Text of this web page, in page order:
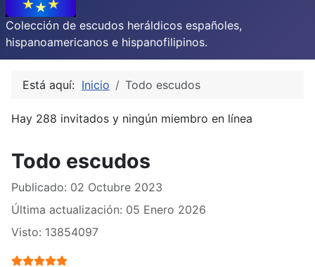
Colección de escudos heráldicos españoles,
hispanoamericanos e hispanofilipinos.
Está aquí: Inicio Todo escudos
Hay 288 invitados y ningún miembro en línea
Todo escudos
Publicado: 02 Octubre 2023
Última actualización: 05 Enero 2026
Visto: 13854097
Ratio:5/5